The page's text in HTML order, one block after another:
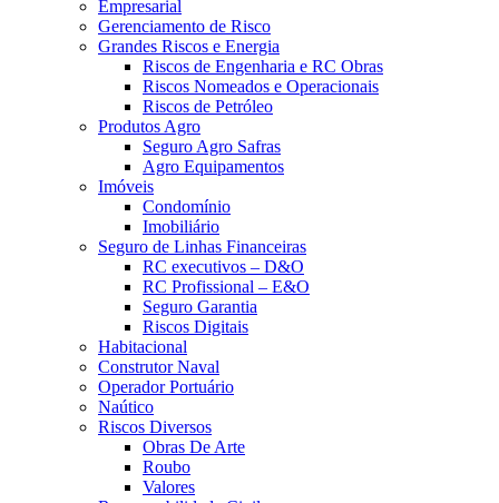
Empresarial
Gerenciamento de Risco
Grandes Riscos e Energia
Riscos de Engenharia e RC Obras
Riscos Nomeados e Operacionais
Riscos de Petróleo
Produtos Agro
Seguro Agro Safras
Agro Equipamentos
Imóveis
Condomínio
Imobiliário
Seguro de Linhas Financeiras
RC executivos – D&O
RC Profissional – E&O
Seguro Garantia
Riscos Digitais
Habitacional
Construtor Naval
Operador Portuário
Naútico
Riscos Diversos
Obras De Arte
Roubo
Valores